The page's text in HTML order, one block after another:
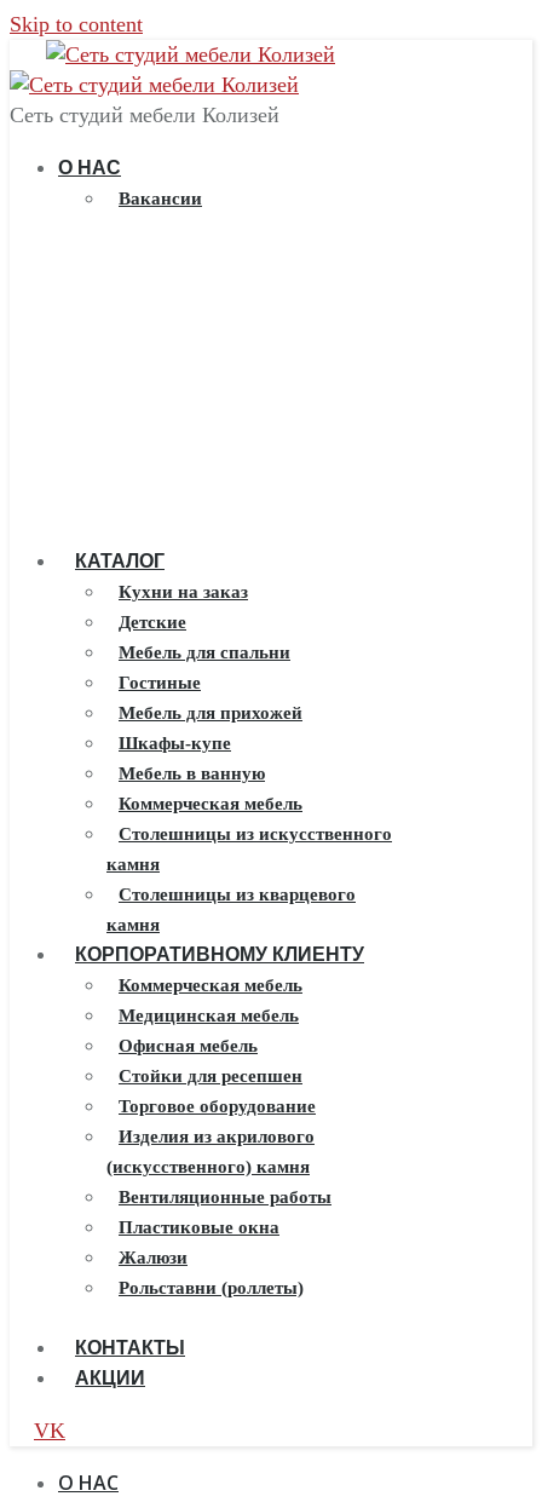
Skip to content
Сеть студий мебели Колизей
О НАС
Вакансии
КАТАЛОГ
Кухни на заказ
Детские
Мебель для спальни
Гостиные
Мебель для прихожей
Шкафы-купе
Мебель в ванную
Коммерческая мебель
Столешницы из искусственного
камня
Столешницы из кварцевого
камня
Мебель из массива
Каминные порталы
Камины Dimplex
Искусственный камень White
Hills
Балконы ПВХ
Пластиковые окна
Жалюзи
Рулонные шторы
КОРПОРАТИВНОМУ КЛИЕНТУ
Коммерческая мебель
Медицинская мебель
Офисная мебель
Стойки для ресепшен
Торговое оборудование
Изделия из акрилового
(искусственного) камня
Вентиляционные работы
Пластиковые окна
Жалюзи
Рольставни (роллеты)
КОНТАКТЫ
АКЦИИ
VK
О НАС